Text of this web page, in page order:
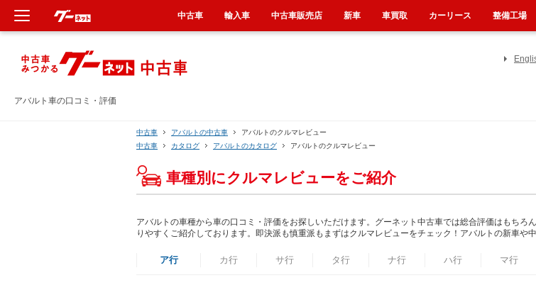
アバルト車の口コミ・評価
中古車 アバルトの中古車
アバルトのクルマレビュー
中古車
カタログ アバルトのカタログ アバルトのクルマレビュー
車種別にクルマレビューをご紹介
アバルトの車種から車の口コミ・評価をお探しいただけます。グーネット中古車では総合評価はもち
りやすくご紹介しております。即決派も慎重派もまずはクルマレビューをチェック！アバルトの新車や
ア行 カ行 サ行 タ行 ナ行 ハ行 マ行
中古車 輸入車 中古車販売店 新車 車買取 カーリース 整備工場
新車
中古車